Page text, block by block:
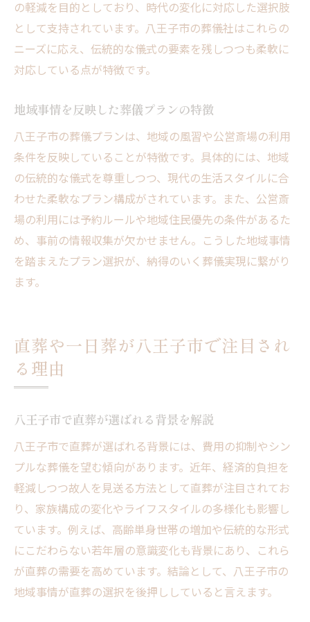
の軽減を目的としており、時代の変化に対応した選択肢
として支持されています。八王子市の葬儀社はこれらの
ニーズに応え、伝統的な儀式の要素を残しつつも柔軟に
対応している点が特徴です。
地域事情を反映した葬儀プランの特徴
八王子市の葬儀プランは、地域の風習や公営斎場の利用
条件を反映していることが特徴です。具体的には、地域
の伝統的な儀式を尊重しつつ、現代の生活スタイルに合
わせた柔軟なプラン構成がされています。また、公営斎
場の利用には予約ルールや地域住民優先の条件があるた
め、事前の情報収集が欠かせません。こうした地域事情
を踏まえたプラン選択が、納得のいく葬儀実現に繋がり
ます。
直葬や一日葬が八王子市で注目され
る理由
八王子市で直葬が選ばれる背景を解説
八王子市で直葬が選ばれる背景には、費用の抑制やシン
プルな葬儀を望む傾向があります。近年、経済的負担を
軽減しつつ故人を見送る方法として直葬が注目されてお
り、家族構成の変化やライフスタイルの多様化も影響し
ています。例えば、高齢単身世帯の増加や伝統的な形式
にこだわらない若年層の意識変化も背景にあり、これら
が直葬の需要を高めています。結論として、八王子市の
地域事情が直葬の選択を後押ししていると言えます。